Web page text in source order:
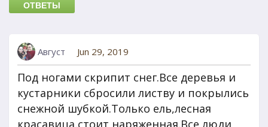
ОТВЕТЫ
Август Jun 29, 2019
Под ногами скрипит снег.Все деревья и
кустарники сбросили листву и покрылись
снежной шубкой.Только ель,лесная
красавица,стоит наряженная.Все люди